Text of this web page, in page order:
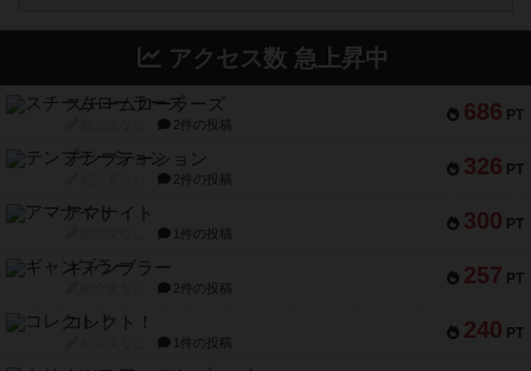
アクセス数 急上昇中
686 PT
スチームローラーズ
2件の投稿
326 PT
テンプテーション
2件の投稿
300 PT
アマナイト
1件の投稿
257 PT
ギャンブラー
2件の投稿
240 PT
コレクト！
1件の投稿